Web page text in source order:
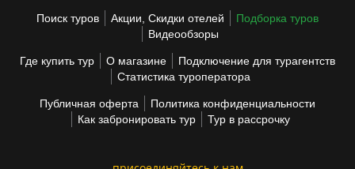
Поиск туров Акции, Скидки отелей
Подборка туров
Видеообзоры
Где купить тур О магазине
Подключение для турагентств
Статистика туроператора
Публичная оферта
Политика конфиденциальности
Как забронировать тур
Тур в рассрочку